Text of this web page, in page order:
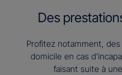
Des
Profitez notamment, des
domicile en cas
faisant suite à